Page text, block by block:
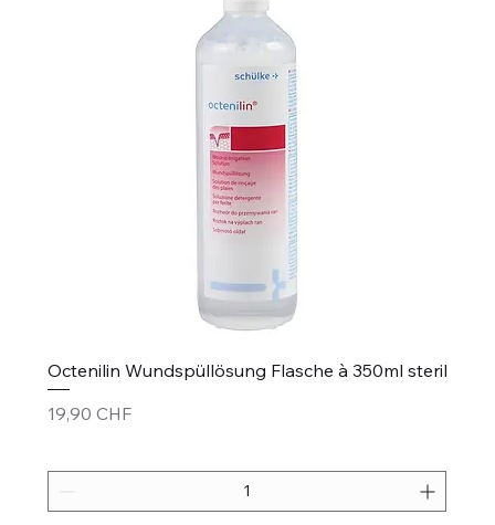
Octenilin Wundspüllösung Flasche à 350ml steril
Preis
19,90 CHF